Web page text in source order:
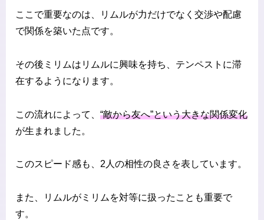
ここで重要なのは、リムルが力だけでなく交渉や配慮
で関係を築いた点です。
その後ミリムはリムルに興味を持ち、テンペストに滞
在するようになります。
この流れによって、 “敵から友へ”という大きな関係変化
が生まれました。
このスピード感も、2人の相性の良さを表しています。
また、リムルがミリムを対等に扱ったことも重要で
す。